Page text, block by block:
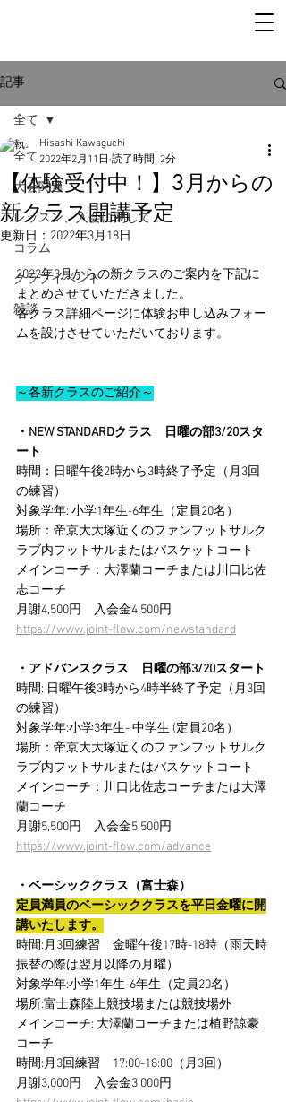
記事
全て
大会関連
レッスン、入会に関して
コラム
クラブイベント
雑談
全て
【体験受付中！】3月からの
新クラス開講予定
Hisashi Kawaguchi
2022年2月11日 読了時間: 2分
更新日： 2022年3月18日
2022年3月からの新クラスのご案内を下記に
まとめさせていただきました。
各クラス詳細ページに体験お申し込みフォー
ムを設けさせていただいております。
～各新クラスのご紹介～
・NEW STANDARDクラス　日曜の部3/20スタ
ート
時間：日曜午後2時から3時終了予定（月3回
の練習）
対象学年: 小学1年生-6年生（定員20名）
場所：帝京大大塚近くのファンフットサルク
ラブ内フットサルまたはバスケットコート
メインコーチ：大澤蘭コーチまたは川口比佐
志コーチ
月謝4,500円　入会金4,500円
https://www.joint-flow.com/newstandard
・アドバンスクラス　日曜の部3/20スタート
時間: 日曜午後3時から4時半終了予定（月3回
の練習）
対象学年:小学3年生- 中学生 (定員20名）
場所：帝京大大塚近くのファンフットサルク
ラブ内フットサルまたはバスケットコート
メインコーチ：川口比佐志コーチまたは大澤
蘭コーチ
月謝5,500円　入会金5,500円
https://www.joint-flow.com/advance
・ベーシッククラス（富士森）
定員満員のベーシッククラスを平日金曜に開
講いたします。
時間:月3回練習　金曜午後17時-18時（雨天時
振替の際は翌月以降の月曜）
対象学年:小学1年生-6年生（定員20名）
場所:富士森陸上競技場または競技場外
メインコーチ: 大澤蘭コーチまたは植野諒豪
コーチ
時間:月3回練習　17:00-18:00（月3回）
月謝3,000円　入会金3,000円